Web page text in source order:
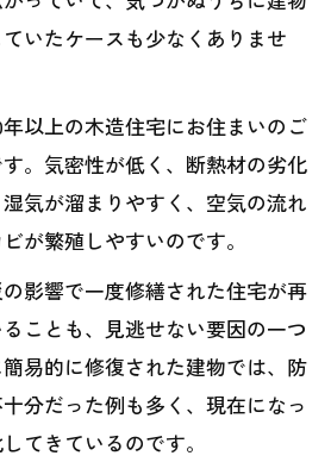
いたケースも少なくありませ
以上の木造住宅にお住まいのご
。気密性が低く、断熱材の劣化
気が溜まりやすく、空気の流れ
が繁殖しやすいのです。
影響で一度修繕された住宅が再
ことも、見逃せない要因の一つ
易的に修復された建物では、防
分だった例も多く、現在になっ
てきているのです。